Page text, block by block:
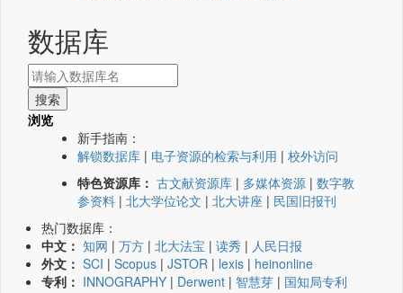
数据库
浏览
新手指南：
解锁数据库 | 电子资源的检索与利用 | 校外访问
特色资源库： 古文献资源库 | 多媒体资源 | 数字教
参资料 | 北大学位论文 | 北大讲座 | 民国旧报刊
热门数据库：
中文： 知网 | 万方 | 北大法宝 | 读秀 | 人民日报
外文： SCI | Scopus | JSTOR | lexis | heinonline
专利： INNOGRAPHY | Derwent | 智慧芽 | 国知局专利